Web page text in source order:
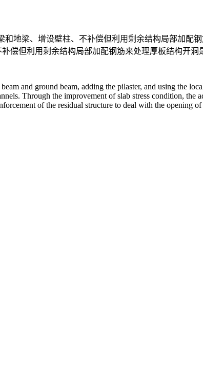
地梁、增设壁柱、不补偿但利用剩余结构局部加配
偿但利用剩余结构局部加配钢筋来处理厚板结构开洞
and ground beam, adding the pilaster, and using the
Through the improvement of slab stress condition, the
of the residual structure to deal with the opening